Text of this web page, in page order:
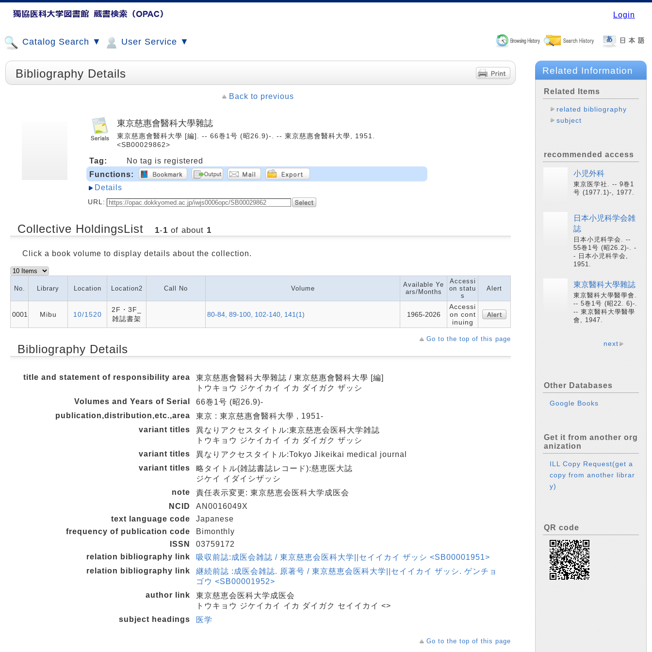
Login
Catalog Search ▼ User Service ▼
Bibliography Details
Back to previous
東京慈惠會醫科大學雜誌
東京慈惠會醫科大學 [編]. -- 66巻1号 (昭26.9)-. -- 東京慈惠會醫科大學, 1951.
<SB00029862>
Tag:
No tag is registered
Functions:
Details
URL:
Collective HoldingsList 1-1 of about 1
Click a book volume to display details about the collection.
No. Library Location Location2 Call No Volume
Available Ye
ars/Months
Accessi
on statu
s
Alert
0001 Mibu 10/1520
2F・3F_
雑誌書架
80-84, 89-100, 102-140, 141(1) 1965-2026
Accessi
on cont
inuing
Go to the top of this page
Bibliography Details
title and statement of responsibility area
東京慈惠會醫科大學雜誌 / 東京慈惠會醫科大學 [編]
トウキョウ ジケイカイ イカ ダイガク ザッシ
Volumes and Years of Serial
66巻1号 (昭26.9)-
publication,distribution,etc.,area
東京 : 東京慈惠會醫科大學 , 1951-
variant titles
異なりアクセスタイトル:東京慈恵会医科大学雑誌
トウキョウ ジケイカイ イカ ダイガク ザッシ
variant titles
異なりアクセスタイトル:Tokyo Jikeikai medical journal
variant titles
略タイトル(雑誌書誌レコード):慈恵医大誌
ジケイ イダイシザッシ
note
責任表示変更: 東京慈恵会医科大学成医会
NCID
AN0016049X
text language code
Japanese
frequency of publication code
Bimonthly
ISSN
03759172
relation bibliography link
吸収前誌:成医会雑誌 / 東京慈恵会医科大学||セイイカイ ザッシ <SB00001951>
relation bibliography link
継続前誌 :成医会雑誌. 原著号 / 東京慈恵会医科大学||セイイカイ ザッシ. ゲンチョ
ゴウ <SB00001952>
author link
東京慈恵会医科大学成医会
トウキョウ ジケイカイ イカ ダイガク セイイカイ <>
subject headings
医学
Go to the top of this page
Related Information
Related Items
related bibliography
subject
recommended access
小児外科
東京医学社. -- 9巻1
号 (1977.1)-, 1977.
日本小児科学会雑
誌
日本小児科学会. --
55巻1号 (昭26.2)-. -
- 日本小児科学会,
1951.
東京醫科大學雜誌
東京醫科大學醫學會.
-- 5巻1号 (昭22. 6)-.
-- 東京醫科大學醫學
會, 1947.
next
Other Databases
Google Books
Get it from another org
anization
ILL Copy Request(get a
copy from another librar
y)
QR code